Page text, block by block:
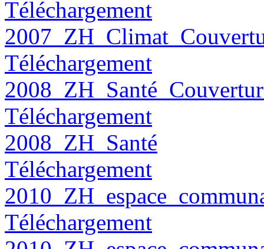
Téléchargement
Téléchargement
Téléchargement
2008_ZH_Santé
Téléchargement
Téléchargement